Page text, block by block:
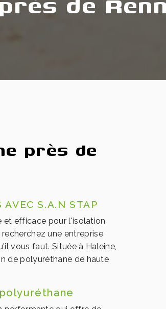
près de
AVEC S.A.N STAP
et efficace pour l'isolation
une entreprise
vous faut. Située à Haleine,
de polyuréthane de haute